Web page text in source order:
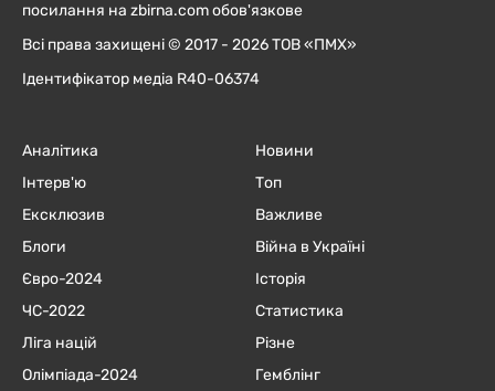
посилання на zbirna.com обов'язкове
Всі права захищені © 2017 - 2026 ТОВ «ПМХ»
Ідентифікатор медіа R40-06374
Аналітика
Інтерв'ю
Ексклюзив
Блоги
Євро-2024
ЧC-2022
Ліга націй
Олімпіада-2024
Новини
Топ
Важливе
Війна в Україні
Історія
Статистика
Різне
Гемблінг